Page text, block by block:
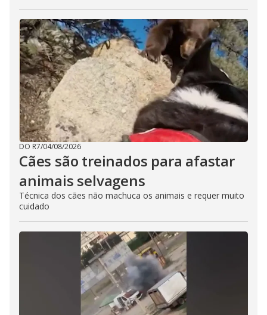
DO R7/04/08/2026
Cães são treinados para afastar
animais selvagens
Técnica dos cães não machuca os animais e requer muito
cuidado